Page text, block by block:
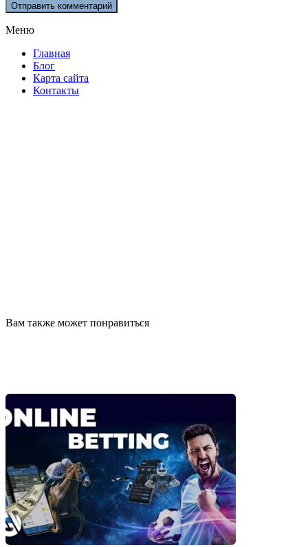
Меню
Главная
Блог
Карта сайта
Контакты
Вам также может понравиться